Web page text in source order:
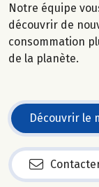
Notre équipe
découvrir de
consommation
de la planète.
Découvrir le